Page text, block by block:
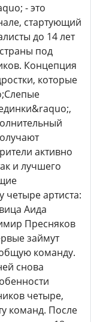
- это
стартующий
до 14 лет
под
Концепция
которые
активно
и лучшего
четыре артиста:
Аида
Пресняков
займут
команду.
снова
четыре,
команд. После